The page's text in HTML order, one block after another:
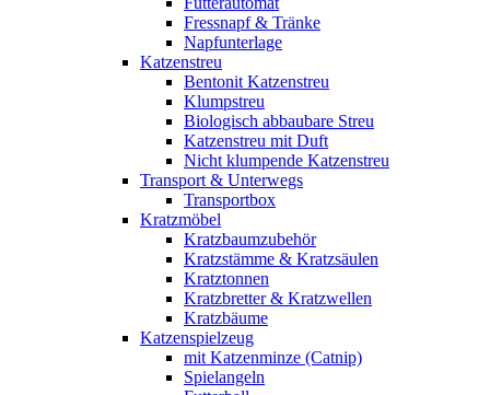
Fressnapf & Tränke
Napfunterlage
Katzenstreu
Bentonit Katzenstreu
Klumpstreu
Biologisch abbaubare Streu
Katzenstreu mit Duft
Nicht klumpende Katzenstreu
Transport & Unterwegs
Transportbox
Kratzmöbel
Kratzbaumzubehör
Kratzstämme & Kratzsäulen
Kratztonnen
Kratzbretter & Kratzwellen
Kratzbäume
Katzenspielzeug
mit Katzenminze (Catnip)
Spielangeln